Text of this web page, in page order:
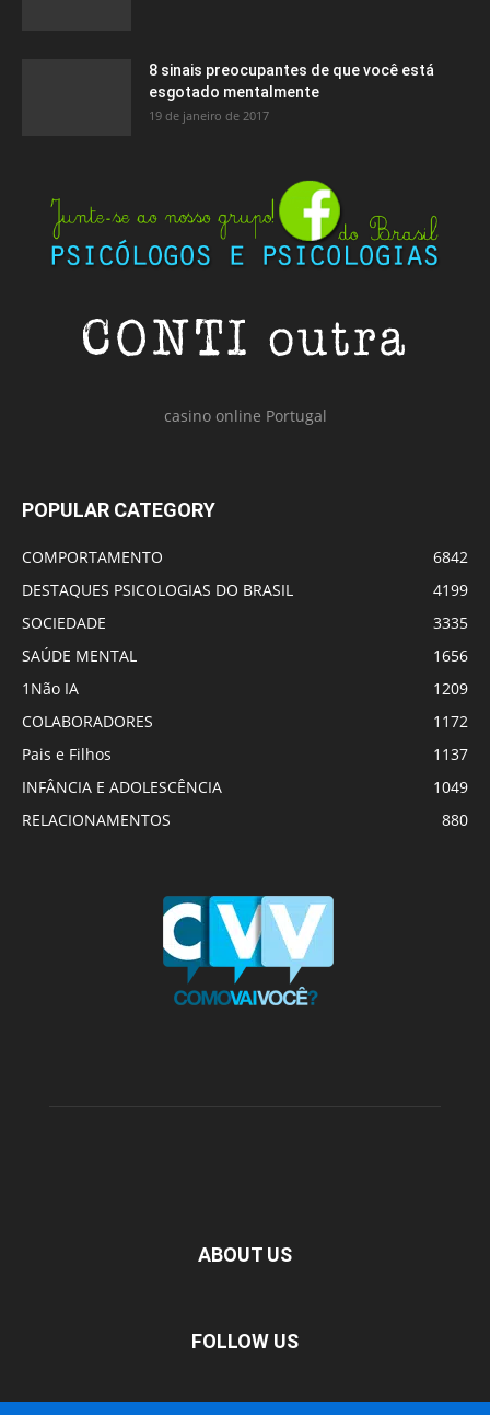
8 sinais preocupantes de que você está
esgotado mentalmente
19 de janeiro de 2017
casino online Portugal
POPULAR CATEGORY
COMPORTAMENTO
6842
DESTAQUES PSICOLOGIAS DO BRASIL
4199
SOCIEDADE
3335
SAÚDE MENTAL
1656
1Não IA
1209
COLABORADORES
1172
Pais e Filhos
1137
INFÂNCIA E ADOLESCÊNCIA
1049
RELACIONAMENTOS
880
ABOUT US
FOLLOW US